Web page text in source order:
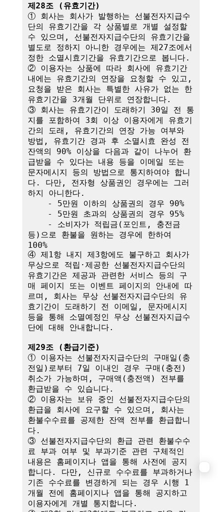
제28조 (유효기간)
① 회사는 회사가 발행하는 선불전자지급수
단의 유효기간을 각 상품별로 개별 설정할
수 있으며, 선불전자지급수단의 유효기간을
별도로 정하지 아니한 경우에는 제27조에서
정한 소멸시효기간을 유효기간으로 봅니다.
② 이용자는 상품에 따라 회사에 유효기간
내에는 유효기간의 연장을 요청할 수 있고,
요청을 받은 회사는 특별한 사유가 없는 한
유효기간을 3개월 단위로 연장합니다.
③ 회사는 유효기간이 도래하기 30일 전 통
지를 포함하여 3회 이상 이용자에게 유효기
간의 도래, 유효기간의 연장 가능 여부와
방법, 유효기간 경과 후 소멸시효 완성 전
잔액의 90% 이상을 다음과 같이 나누어 환
급받을 수 있다는 내용 등을 이메일 또는
문자메시지 등의 방법으로 통지하여야 합니
다. 다만, 전자형 상품권인 경우에는 그러
하지 아니한다.
등)으로 환불을 원하는 경우에 한하여
100%
④ 제1항 내지 제3항에도 불구하고 회사가
무상으로 적립·제공한 선불전자지급수단의
유효기간은 제공과 관련한 서비스 등의 구
매 페이지 또는 이벤트 페이지의 안내에 따
르며, 회사는 무상 선불전자지급수단의 유
효기간이 도래하기 전 이메일, 문자메시지
등을 통해 소멸예정인 무상 선불전자지급수
단에 대해 안내합니다.
제29조 (환급기준)
① 이용자는 선불전자지급수단의 구매일(충
전일)로부터 7일 이내인 경우 구매(충전)
취소가 가능하며, 구매액(충전액) 전부를
환급받을 수 있습니다.
② 이용자는 보유 중인 선불전자지급수단의
환급을 회사에 요구할 수 있으며, 회사는
환불수수료를 공제한 잔액 전부를 환급합니
다.
③ 선불전자지급수단의 환급 관련 환불수수
료 부과 여부 및 부과기준 관련 구체적인
내용은 홈페이지나 앱을 통해 사전에 공지
합니다. 다만, 신규로 수수료를 부과하거나
기존 수수료를 변경하게 되는 경우 시행 1
개월 전에 홈페이지나 앱을 통해 공지하고
이용자에게 개별 통지합니다.